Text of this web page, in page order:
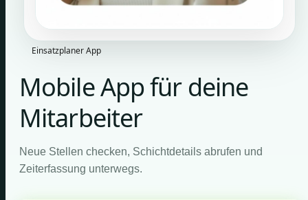
Einsatzplaner App
Mobile App für deine
Mitarbeiter
Neue Stellen checken, Schichtdetails abrufen und
Zeiterfassung unterwegs.